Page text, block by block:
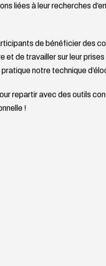
liées à leur recherches
de bénéficier des
et de travailler sur leur
notre technique
repartir avec des outils
!